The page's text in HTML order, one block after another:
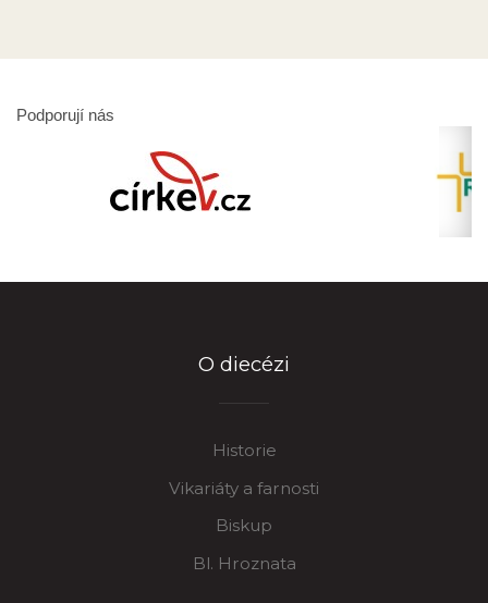
Podporují nás
O diecézi
Historie
Vikariáty a farnosti
Biskup
Bl. Hroznata